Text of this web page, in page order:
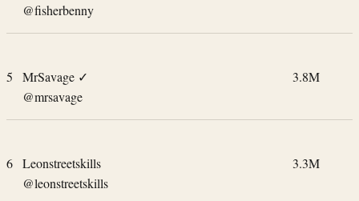
@fisherbenny
5 MrSavage ✓
@mrsavage
3.8M
6 Leonstreetskills
@leonstreetskills
3.3M